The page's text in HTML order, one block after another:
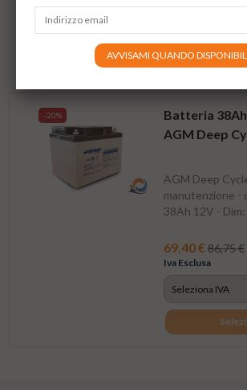
Spesso comprati insieme:
-20%
Batteria
AGM Deep
AGM Deep
manutenzione -
38Ah 12V -
69,40 €86,75 €
Iva Esclusa
AVVISAMI QUANDO